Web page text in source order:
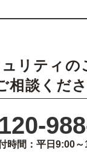
リティの
相談くだ
時間：平日9:00